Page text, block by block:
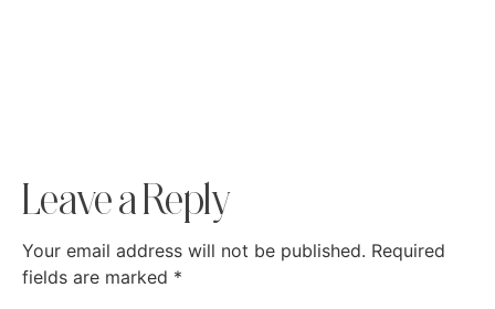
Leave a Reply
Your email address will not be published. Required
fields are marked *